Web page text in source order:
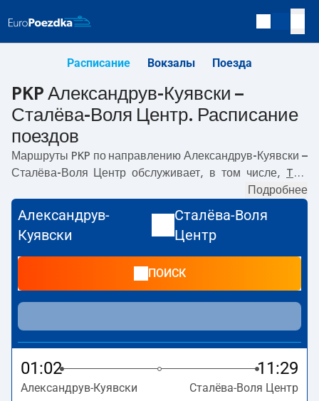
Расписание Вокзалы Поезда
PKP Александрув-Куявски –
Сталёва-Воля Центр. Расписание
поездов
Маршруты PKP по направлению Александрув-Куявски –
Сталёва-Воля Центр обслуживает, в том числе, TLK
с вокзала PKP
Александрув-Куявски
Сталёва-Воля Центр
курсируют другие поезда:- предлагают более низкую
цену билета и, как правило, более долгое время в пути.
Поезд заканчивает маршрут на станции Сталёва-Воля
Центр.
Подробнее
Александрув-
Куявски
Сталёва-Воля
Центр
ПОИСК
01:02 11:29
Александрув-Куявски Сталёва-Воля Центр